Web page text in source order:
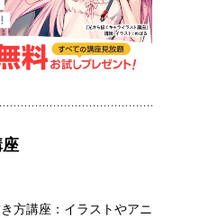
方講座：イラストやアニ